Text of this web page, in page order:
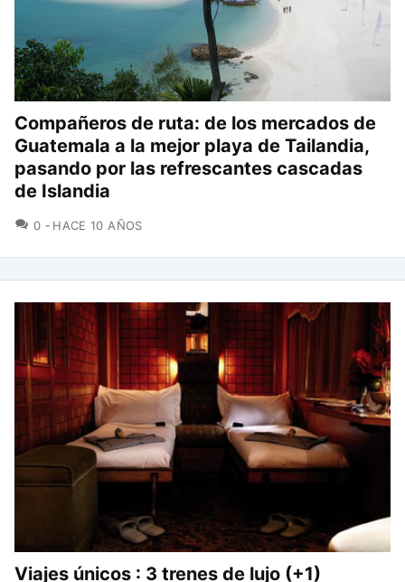
Compañeros de ruta: de los mercados de
Guatemala a la mejor playa de Tailandia,
pasando por las refrescantes cascadas
de Islandia
0 COMENTARIOS
HACE 10 AÑOS
Viajes únicos : 3 trenes de lujo (+1)